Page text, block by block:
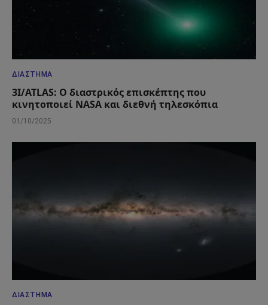
ΔΙΆΣΤΗΜΑ
3I/ATLAS: Ο διαστρικός επισκέπτης που
κινητοποιεί NASA και διεθνή τηλεσκόπια
01/10/2025
ΔΙΆΣΤΗΜΑ